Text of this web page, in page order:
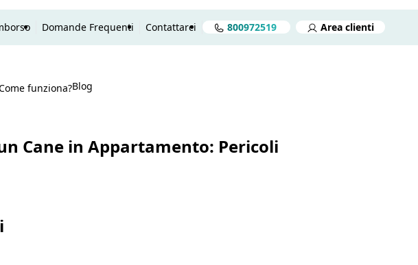
Domande Frequenti Contattarci 800972519 Area clienti
funziona?Blog
Cane in Appartamento: Pericoli